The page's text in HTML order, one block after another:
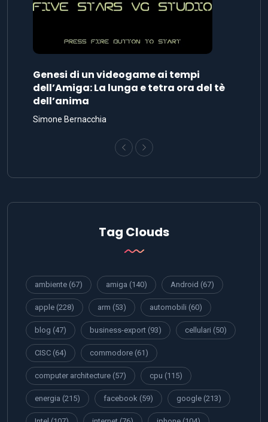
Tag Clouds
amiga(140)
computer architecture(57) cpu (115)
facebook (59)
Intel(107) internet(76) iphone(104)
isa(53) linux(64) microsoft(262)
mobile(85) musica(56) nvidia(58)
open-source (68) privacy(53)
processori(52) programmazione(53)
python(68) rinnovabili(112) RISC(66)
sicurezza(98) sistemi-operativi(72)